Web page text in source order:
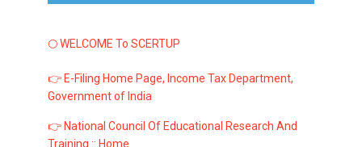
🌕 WELCOME To SCERTUP
👉 E-Filing Home Page, Income Tax Department,
Government of India
👉 National Council Of Educational Research And
Training :: Home